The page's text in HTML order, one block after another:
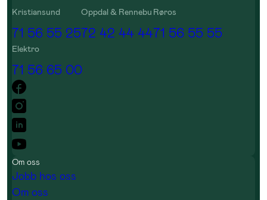
Kristiansund
71 56 55 25
Oppdal & Rennebu
72 42 44 44
Røros
71 56 55 55
Elektro
71 56 65 00
Om oss
Jobb hos oss
Om oss